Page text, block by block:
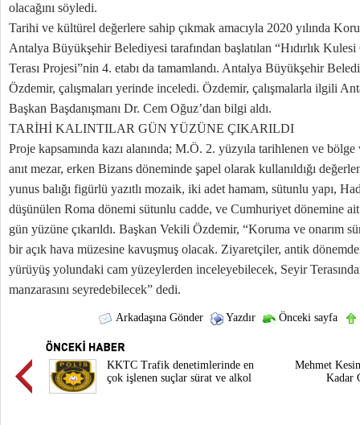
olacağını söyledi.
Tarihi ve kültürel değerlere sahip çıkmak amacıyla 2020 yılında
Antalya Büyükşehir Belediyesi tarafından başlatılan “Hıdırlık
Terası Projesi”nin 4. etabı da tamamlandı. Antalya Büyükşehir
Özdemir, çalışmaları yerinde inceledi. Özdemir, çalışmalarla ilgili
Başkan Başdanışmanı Dr. Cem Oğuz’dan bilgi aldı.
TARİHİ KALINTILAR GÜN YÜZÜNE ÇIKARILDI
Proje kapsamında kazı alanında; M.Ö. 2. yüzyıla tarihlenen ve
anıt mezar, erken Bizans döneminde şapel olarak kullanıldığı
yunus balığı figürlü yazıtlı mozaik, iki adet hamam, sütunlu yapı,
düşünülen Roma dönemi sütunlu cadde, ve Cumhuriyet dönemine ait
gün yüzüne çıkarıldı. Başkan Vekili Özdemir, “Koruma ve onarım
bir açık hava müzesine kavuşmuş olacak. Ziyaretçiler, antik
yürüyüş yolundaki cam yüzeylerden inceleyebilecek, Seyir
manzarasını seyredebilecek” dedi.
Arkadaşına Gönder Yazdır Önceki sayfa
KKTC Trafik denetimlerinde en
çok işlenen suçlar sürat ve alkol
Mehmet
Kadar